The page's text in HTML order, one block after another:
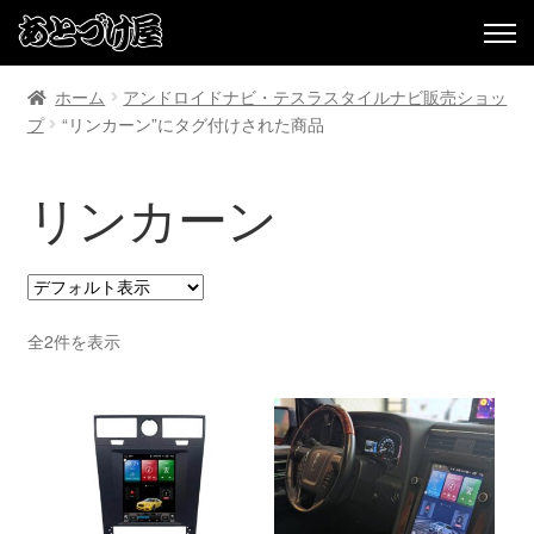
ホーム
アンドロイドナビ・テスラスタイルナビ販売ショッ
プ
“リンカーン”にタグ付けされた商品
リンカーン
全2件を表示